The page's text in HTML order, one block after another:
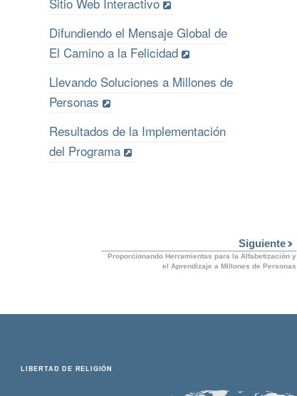
Difundiendo el Mensaje Global de
El Camino a la Felicidad
Llevando Soluciones a Millones de
Personas
Resultados de la Implementación
del Programa
Siguiente
Proporcionando Herramientas para la Alfabetización y
el Aprendizaje a Millones de Personas
LIBERTAD DE RELIGIÓN